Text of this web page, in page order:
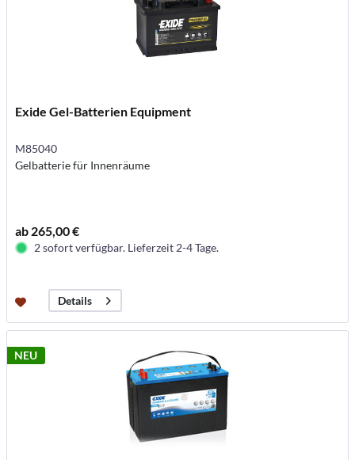
Exide Gel-Batterien Equipment
M85040
Gelbatterie für Innenräume
ab 265,00 €
2 sofort verfügbar. Lieferzeit 2-4 Tage.
Details
NEU